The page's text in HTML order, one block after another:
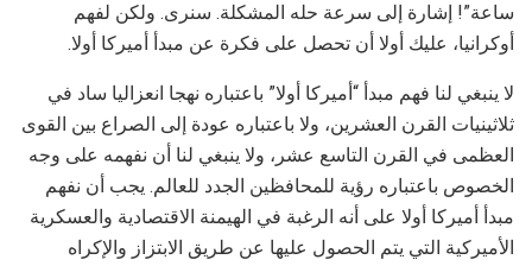
ساعة”! إشارة إلى سرعة حله المشكلة. سنرى. ولكن لفهم
أوكرانيا، عليك أولا أن تحصل على فكرة عن مبدأ أميركا أولا.
لا ينبغي لنا فهم مبدأ “أميركا أولا” باعتباره نهجا انعزاليا ساد في
ثلاثينيات القرن العشرين، ولا باعتباره عودة إلى الصراع بين القوى
العظمى في القرن التاسع عشر، ولا ينبغي لنا أن نفهمه على وجه
الخصوص باعتباره رؤية للمحافظين الجدد للعالم. يجب أن نفهم
مبدأ أميركا أولا على أنه الرغبة في الهيمنة الاقتصادية والعسكرية
الأميركية التي يتم الحصول عليها عن طريق الابتزاز والإكراه